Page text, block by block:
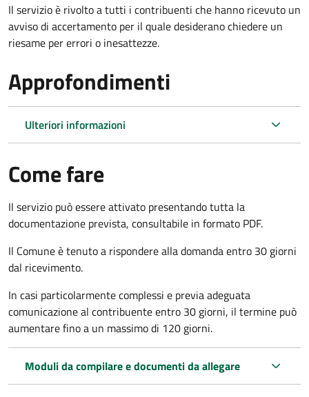
Il servizio è rivolto a tutti i contribuenti che hanno ricevuto un
avviso di accertamento per il quale desiderano chiedere un
riesame per errori o inesattezze.
Approfondimenti
Ulteriori informazioni
Come fare
Il servizio può essere attivato presentando tutta la
documentazione prevista, consultabile in formato PDF.
Il Comune è tenuto a rispondere alla domanda entro 30 giorni
dal ricevimento.
In casi particolarmente complessi e previa adeguata
comunicazione al contribuente entro 30 giorni, il termine può
aumentare fino a un massimo di 120 giorni.
Moduli da compilare e documenti da allegare